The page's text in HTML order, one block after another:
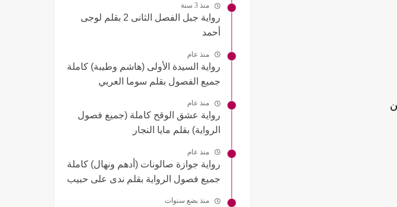
منذ 3 سنة
رواية جبل الفصل الثانى 2 بقلم لوجى
أحمد
منذ عام
رواية السيدة الأولى (هاشم وطيبة) كاملة
جميع الفصول بقلم سوما العربي
منذ عام
رواية عشق الوقح كاملة (جميع فصول
الرواية) بقلم مايا النجار
منذ عام
رواية جوازة صالونات (أدهم ونهال) كاملة
جميع فصول الرواية بقلم ندى على حبيب
منذ بضع سنوات